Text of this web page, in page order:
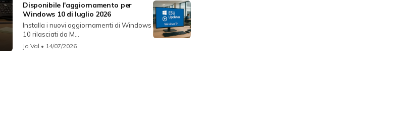
Disponibile l'aggiornamento per
Windows 10 di luglio 2026
Installa i nuovi aggiornamenti di Windows
10 rilasciati da M...
Jo Val • 14/07/2026